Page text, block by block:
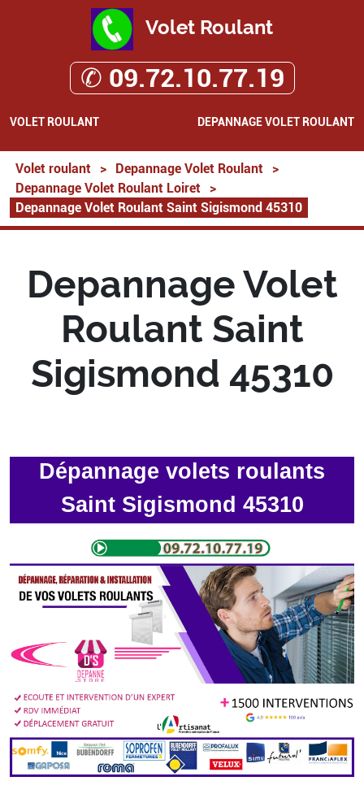
Volet Roulant
✆ 09.72.10.77.19
VOLET ROULANT DEPANNAGE VOLET ROULANT
Volet roulant > Depannage Volet Roulant
>
Depannage Volet Roulant Loiret
>
Depannage Volet Roulant Saint Sigismond 45310
Depannage Volet
Roulant Saint
Sigismond 45310
Dépannage volets roulants
Saint Sigismond 45310